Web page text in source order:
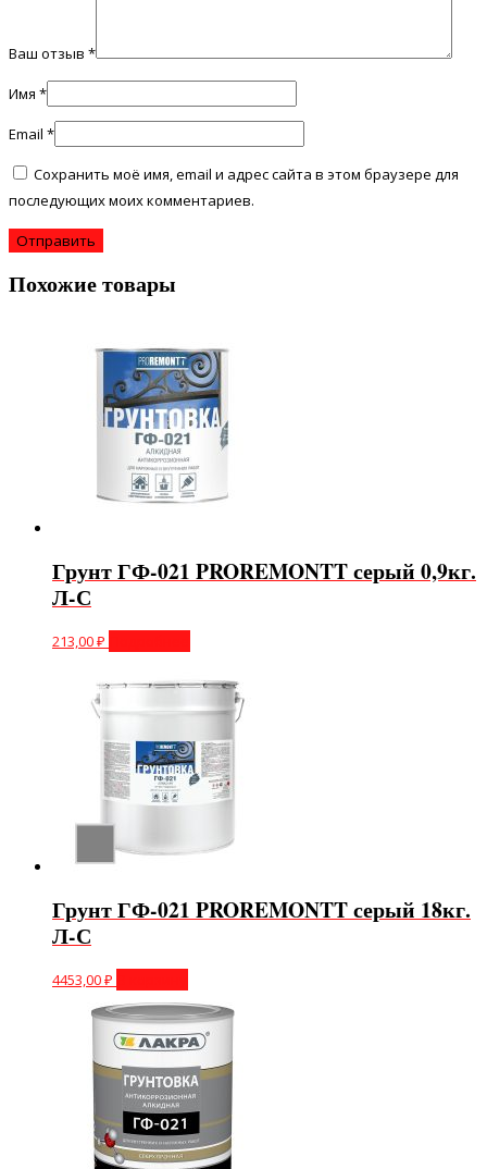
Ваш отзыв *
Имя *
Email *
Сохранить моё имя, email и адрес сайта в этом браузере для
последующих моих комментариев.
Похожие товары
Грунт ГФ-021 PROREMONTT серый 0,9кг.
Л-С
213,00₽
Грунт ГФ-021 PROREMONTT серый 18кг.
Л-С
4453,00₽